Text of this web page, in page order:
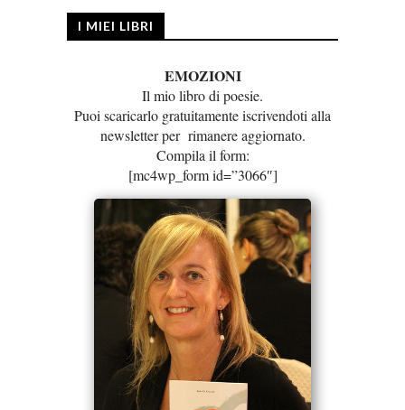
I MIEI LIBRI
EMOZIONI
Il mio libro di poesie.
Puoi scaricarlo gratuitamente iscrivendoti alla
newsletter per rimanere aggiornato.
Compila il form:
[mc4wp_form id=”3066″]